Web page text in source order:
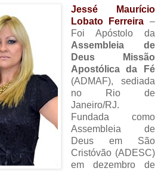
Jessé Maurício
Lobato Ferreira –
Foi Apóstolo da
Assembleia de
Deus Missão
Apostólica da Fé
(ADMAF), sediada
no Rio de
Janeiro/RJ.
Fundada como
Assembleia de
Deus em São
Cristóvão (ADESC)
em dezembro de